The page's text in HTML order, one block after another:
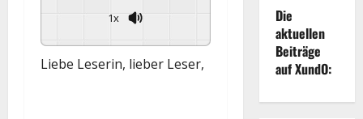
1x
Liebe Leserin, lieber Leser,
Die
aktuellen
Beiträge
auf XundO: